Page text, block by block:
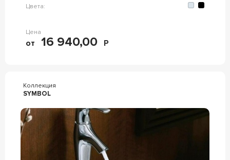
Цвета:
Цена
от 16 940,00 Р
Коллекция
SYMBOL